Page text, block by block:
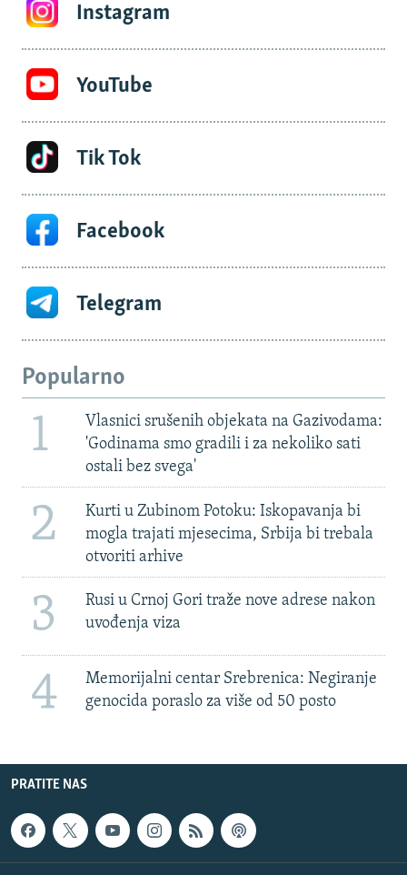
Instagram
YouTube
Tik Tok
Facebook
Telegram
Popularno
1
Vlasnici srušenih objekata na Gazivodama:
'Godinama smo gradili i za nekoliko sati
ostali bez svega'
2
Kurti u Zubinom Potoku: Iskopavanja bi
mogla trajati mjesecima, Srbija bi trebala
otvoriti arhive
3
Rusi u Crnoj Gori traže nove adrese nakon
uvođenja viza
4
Memorijalni centar Srebrenica: Negiranje
genocida poraslo za više od 50 posto
PRATITE NAS